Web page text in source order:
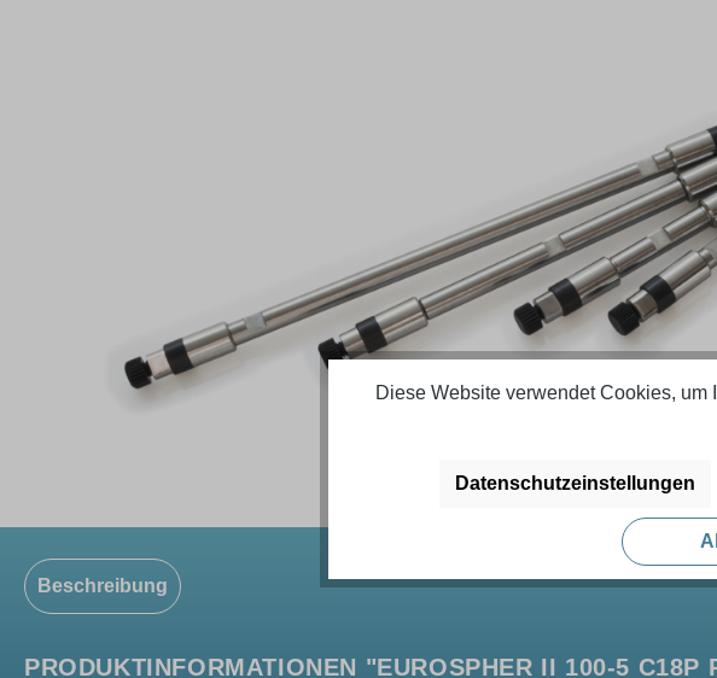
Beschreibung
PRODUKTINFORMATIONEN "EUROSPHER II 100-5
Diese Website verwendet Cookies,
Datenschutzeinstellungen